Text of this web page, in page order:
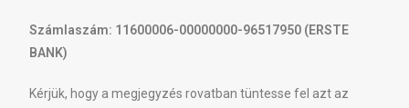
Számlaszám: 11600006-00000000-96517950 (ERSTE
BANK)
Kérjük, hogy a megjegyzés rovatban tüntesse fel azt az